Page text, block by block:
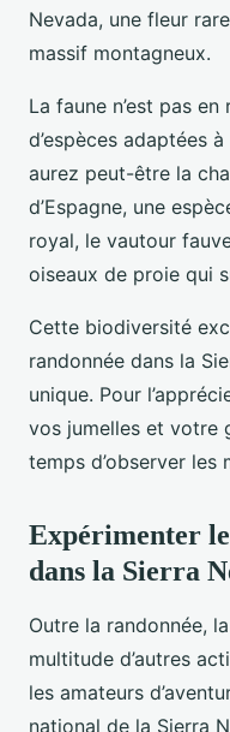
Nevada, une fleur
massif montagneux.
La faune n’est pas
d’espèces adaptées
aurez peut-être la
d’Espagne, une
royal, le vautour
oiseaux de proie qui
Cette biodiversité
randonnée dans la
unique. Pour
vos jumelles et votre
temps d’observer les
Expérimenter
dans la Sierra
Outre la randonnée,
multitude d’autres
les amateurs
national de la Sierra